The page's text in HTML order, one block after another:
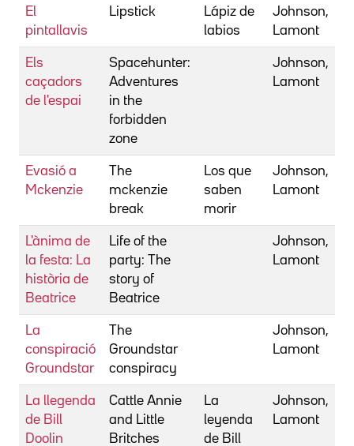
El
pintallavis
Lipstick
Lápiz de
labios
Johnson,
Lamont
Els
caçadors
de l'espai
Spacehunter:
Adventures
in the
forbidden
zone
Johnson,
Lamont
Evasió a
Mckenzie
The
mckenzie
break
Los que
saben
morir
Johnson,
Lamont
L'ànima de
la festa: La
història de
Beatrice
Life of the
party: The
story of
Beatrice
Johnson,
Lamont
La
conspiració
Groundstar
The
Groundstar
conspiracy
Johnson,
Lamont
La llegenda
de Bill
Doolin
Cattle Annie
and Little
Britches
La
leyenda
de Bill
Johnson,
Lamont